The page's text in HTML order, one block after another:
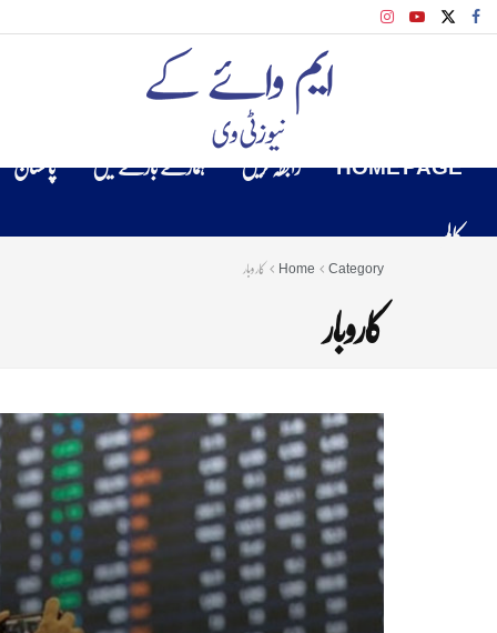
HOME PAGE رابطہ کریں ہمارے بارے میں پاکستان
کالم
Home Category کاروبار
کاروبار